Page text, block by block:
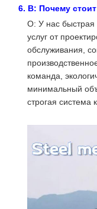
6. В: Почему
О: У нас быстрая
услуг от
обслуживания,
команда,
минимальный
строгая система